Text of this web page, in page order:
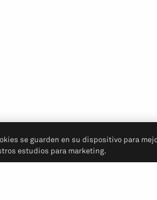
se guarden en su dispositivo para
estudios para marketing.